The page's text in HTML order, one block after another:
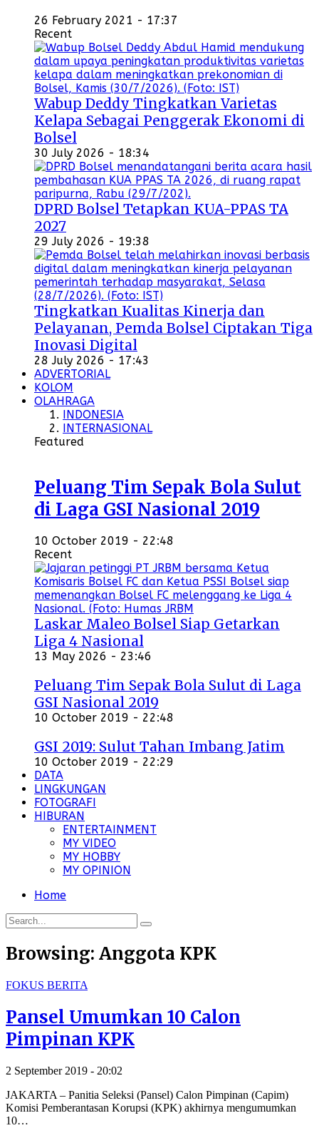
26 February 2021 - 17:37
Recent
Wabup Deddy Tingkatkan Varietas
Kelapa Sebagai Penggerak Ekonomi di
Bolsel
30 July 2026 - 18:34
DPRD Bolsel Tetapkan KUA-PPAS TA
2027
29 July 2026 - 19:38
Tingkatkan Kualitas Kinerja dan
Pelayanan, Pemda Bolsel Ciptakan Tiga
Inovasi Digital
28 July 2026 - 17:43
ADVERTORIAL
KOLOM
OLAHRAGA
INDONESIA
INTERNASIONAL
Featured
Peluang Tim Sepak Bola Sulut
di Laga GSI Nasional 2019
10 October 2019 - 22:48
Recent
Laskar Maleo Bolsel Siap Getarkan
Liga 4 Nasional
13 May 2026 - 23:46
Peluang Tim Sepak Bola Sulut di Laga
GSI Nasional 2019
10 October 2019 - 22:48
GSI 2019: Sulut Tahan Imbang Jatim
10 October 2019 - 22:29
DATA
LINGKUNGAN
FOTOGRAFI
HIBURAN
ENTERTAINMENT
MY VIDEO
MY HOBBY
MY OPINION
Home
Browsing: Anggota KPK
FOKUS BERITA
Pansel Umumkan 10 Calon
Pimpinan KPK
2 September 2019 - 20:02
JAKARTA – Panitia Seleksi (Pansel) Calon Pimpinan (Capim)
Komisi Pemberantasan Korupsi (KPK) akhirnya mengumumkan
10…